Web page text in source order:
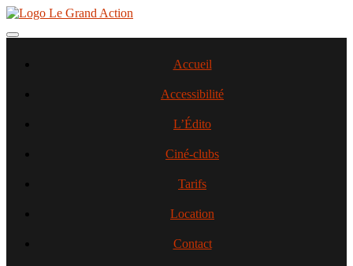
Aller
contenu
Toggle navigation
Accueil
Accessibilité
L’Édito
Ciné-clubs
Tarifs
Location
Contact